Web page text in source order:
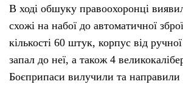
В ході обшуку правоохоронці
схожі на набої до автоматичної
кількості 60 штук, корпус від
запал до неї, а також 4
Боєприпаси вилучили та направили